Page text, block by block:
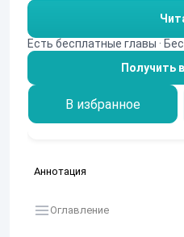
собаки, собственный
учителем, но желание
сильнее. Сможет ли
все преграды и остаться
Есть бесплатные главы ·
Получить
В избранное
Аннотация
Оглавление